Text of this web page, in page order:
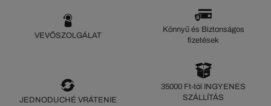
VEVŐSZOLGÁLAT
Könnyű és Biztonságos
fizetések
JEDNODUCHÉ VRÁTENIE
35000 Ft-tól INGYENES
SZÁLLÍTÁS